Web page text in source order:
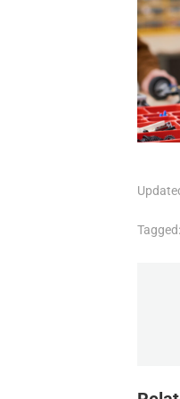
Tagged: